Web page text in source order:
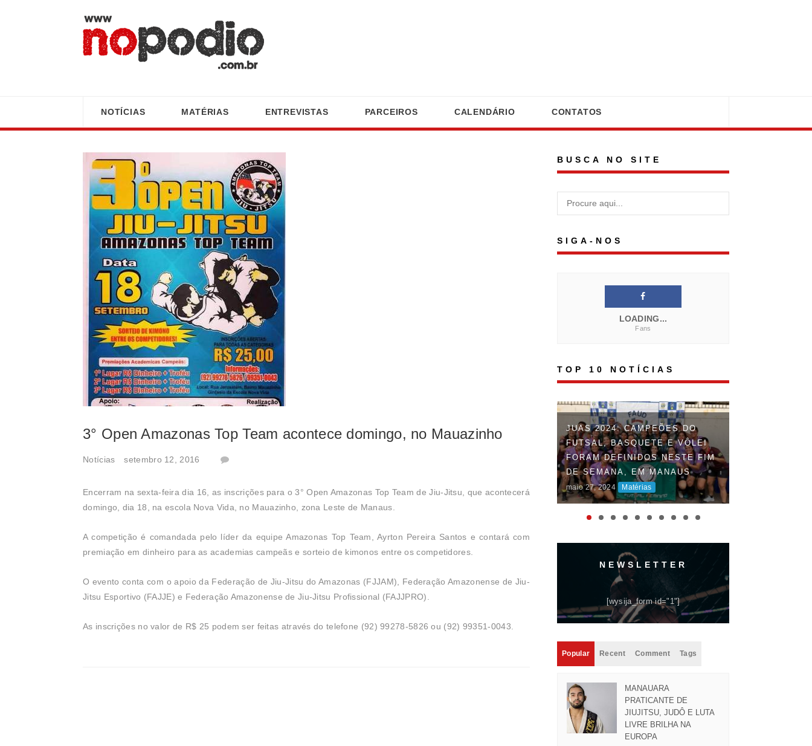
NOTÍCIAS MATÉRIAS ENTREVISTAS PARCEIROS CALENDÁRIO CONTATOS
3° Open Amazonas Top Team acontece domingo, no Mauazinho
Notícias setembro 12, 2016
Encerram na sexta-feira dia 16, as inscrições para o 3° Open Amazonas Top Team de Jiu-Jitsu, que acontecerá
domingo, dia 18, na escola Nova Vida, no Mauazinho, zona Leste de Manaus.
A competição é comandada pelo líder da equipe Amazonas Top Team, Ayrton Pereira Santos e contará com
premiação em dinheiro para as academias campeãs e sorteio de kimonos entre os competidores.
O evento conta com o apoio da Federação de Jiu-Jitsu do Amazonas (FJJAM), Federação Amazonense de Jiu-
Jitsu Esportivo (FAJJE) e Federação Amazonense de Jiu-Jitsu Profissional (FAJJPRO).
As inscrições no valor de R$ 25 podem ser feitas através do telefone (92) 99278-5826 ou (92) 99351-0043.
BUSCA NO SITE
SIGA-NOS
LOADING...
Fans
TOP 10 NOTÍCIAS
JUAS 2024: CAMPEÕES DO
FUTSAL, BASQUETE E VÔLEI
FORAM DEFINIDOS NESTE FIM
DE SEMANA, EM MANAUS
maio 27, 2024 Matérias
NEWSLETTER
[wysija_form id="1"]
Popular Recent Comment Tags
MANAUARA
PRATICANTE DE
JIUJITSU, JUDÔ E LUTA
LIVRE BRILHA NA
EUROPA